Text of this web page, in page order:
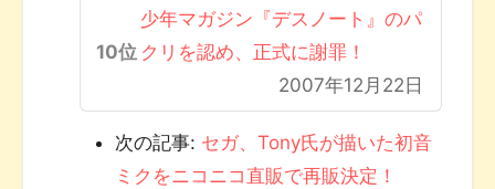
少年マガジン『デスノート』のパ
クリを認め、正式に謝罪！
2007年12月22日
次の記事: セガ、Tony氏が描いた初音
ミクをニコニコ直販で再販決定！